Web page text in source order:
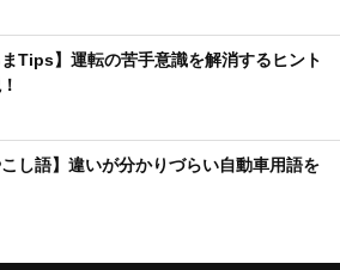
まTips】運転の苦手意識を解消するヒント
こし語】違いが分かりづらい自動車用語を